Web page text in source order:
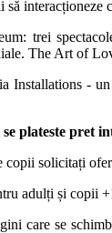
interacționeze
trei
The Art of
Installations -
plateste pret
solicitați
adulți și copii
care se